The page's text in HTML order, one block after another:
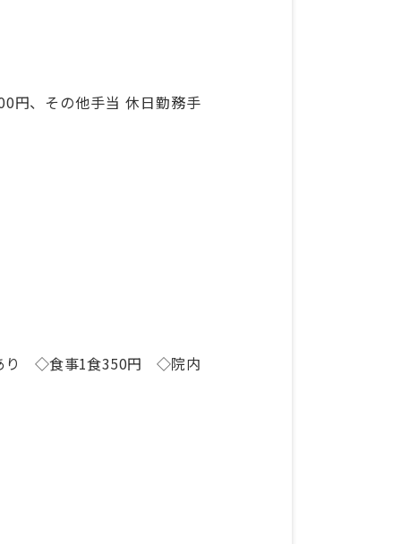
円、その他手当 休日勤務手
り ◇食事1食350円 ◇院内